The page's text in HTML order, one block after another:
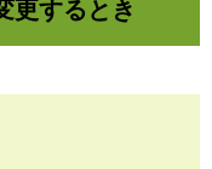
更するとき